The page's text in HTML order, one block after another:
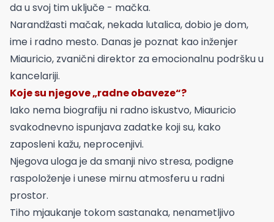
da u svoj tim uključe - mačka.
Narandžasti mačak, nekada lutalica, dobio je dom,
ime i radno mesto. Danas je poznat kao inženjer
Miauricio, zvanični direktor za emocionalnu podršku u
kancelariji.
Koje su njegove „radne obaveze“?
Iako nema biografiju ni radno iskustvo, Miauricio
svakodnevno ispunjava zadatke koji su, kako
zaposleni kažu, neprocenjivi.
Njegova uloga je da smanji nivo stresa, podigne
raspoloženje i unese mirnu atmosferu u radni
prostor.
Tiho mjaukanje tokom sastanaka, nenametljivo